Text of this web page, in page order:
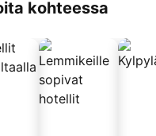
kohteessa